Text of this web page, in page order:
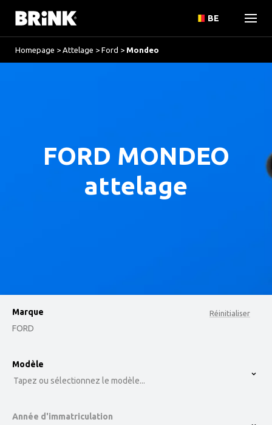
BE
Homepage > Attelage > Ford > Mondeo
FORD MONDEO
attelage
Réinitialiser
Marque
FORD
option , selected.
Modèle
Tapez ou sélectionnez le modèle...
Année d'immatriculation